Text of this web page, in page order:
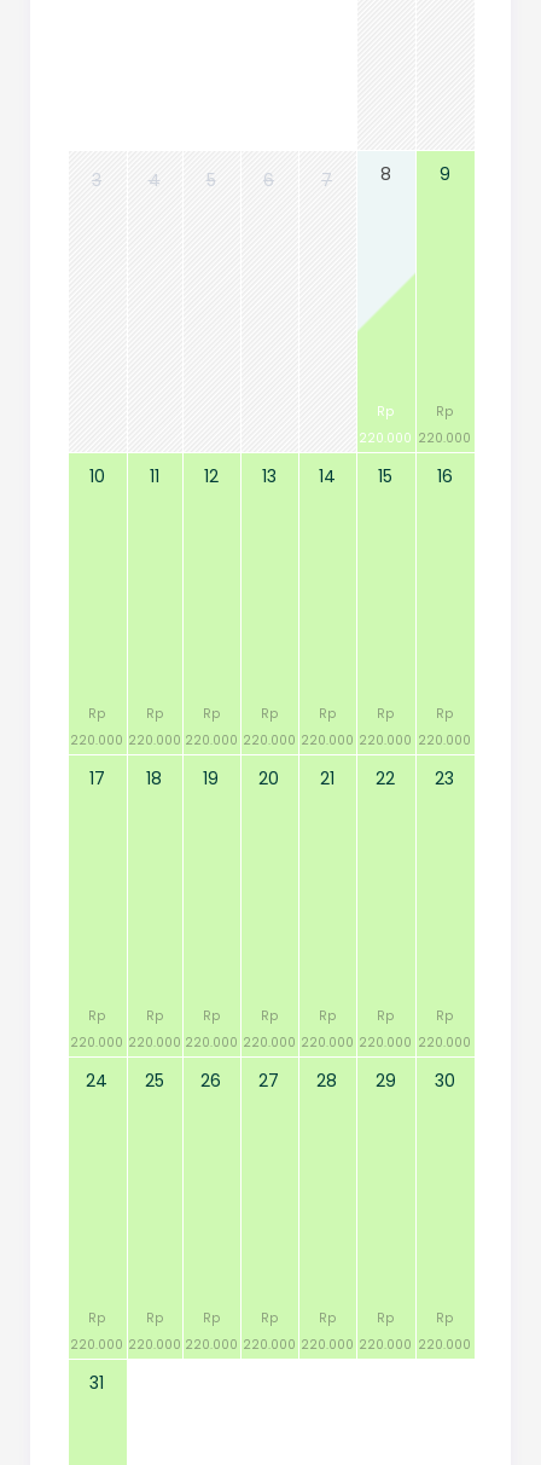
3 4 5 6 7 8
Rp
220.000
9
Rp
220.000
10
Rp
220.000
11
Rp
220.000
12
Rp
220.000
13
Rp
220.000
14
Rp
220.000
15
Rp
220.000
16
Rp
220.000
17
Rp
220.000
18
Rp
220.000
19
Rp
220.000
20
Rp
220.000
21
Rp
220.000
22
Rp
220.000
23
Rp
220.000
24
Rp
220.000
25
Rp
220.000
26
Rp
220.000
27
Rp
220.000
28
Rp
220.000
29
Rp
220.000
30
Rp
220.000
31